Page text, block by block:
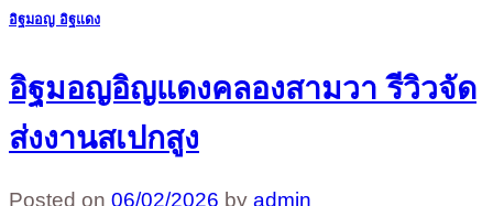
อิฐมอญ อิฐแดง
อิฐมอญอิญแดงคลองสามวา รีวิวจัด
ส่งงานสเปกสูง
Posted on 06/02/2026 by admin